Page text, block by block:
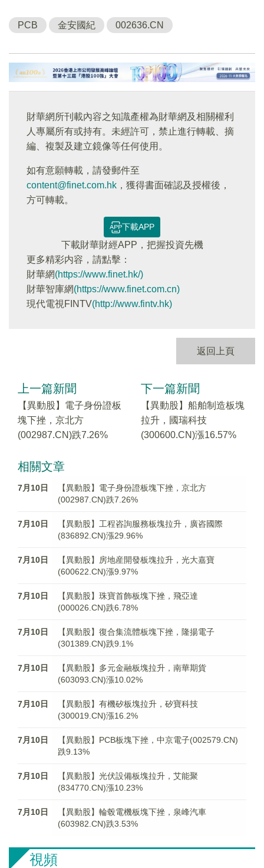
PCB 金安國紀 002636.CN
財華網所刊載內容之知識產權為財華網及相關權利
人專屬所有或持有。未經許可，禁止進行轉載、摘
編、複製及建立鏡像等任何使用。
如有意願轉載，請發郵件至
content@finet.com.hk ，獲得書面確認及授權後，
方可轉載。
下載APP
下載財華財經APP，把握投資先機
更多精彩内容，請點擊：
財華網(https://www.finet.hk/)
財華智庫網(https://www.finet.com.cn)
現代電視FINTV(http://www.fintv.hk)
返回上頁
上一篇新聞
【異動股】電子身份證板
塊下挫，京北方
(002987.CN)跌7.26%
下一篇新聞
【異動股】船舶制造板塊
拉升，國瑞科技
(300600.CN)漲16.57%
相關文章
7月10日
【異動股】電子身份證板塊下挫，京北方
(002987.CN)跌7.26%
7月10日
【異動股】工程咨詢服務板塊拉升，廣咨國際
(836892.CN)漲29.96%
7月10日
【異動股】房地産開發板塊拉升，光大嘉寶
(600622.CN)漲9.97%
7月10日
【異動股】珠寶首飾板塊下挫，飛亞達
(000026.CN)跌6.78%
7月10日
【異動股】復合集流體板塊下挫，隆揚電子
(301389.CN)跌9.1%
7月10日
【異動股】多元金融板塊拉升，南華期貨
(603093.CN)漲10.02%
7月10日
【異動股】有機矽板塊拉升，矽寶科技
(300019.CN)漲16.2%
7月10日
【異動股】PCB板塊下挫，中京電子(002579.CN)
跌9.13%
7月10日
【異動股】光伏設備板塊拉升，艾能聚
(834770.CN)漲10.23%
7月10日
【異動股】輪毂電機板塊下挫，泉峰汽車
(603982.CN)跌3.53%
視頻